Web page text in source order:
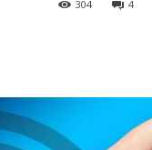
4
304